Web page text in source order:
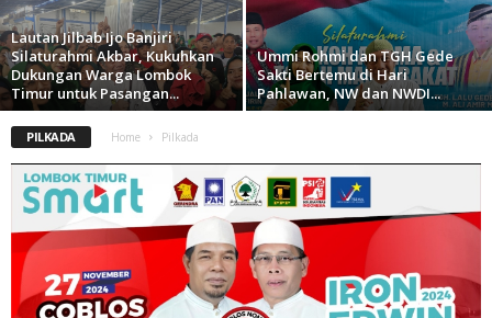
Lautan Jilbab Ijo Banjiri
Silaturahmi Akbar, Kukuhkan
Dukungan Warga Lombok
Timur untuk Pasangan...
Ummi Rohmi dan TGH Gede
Sakti Bertemu di Hari
Pahlawan, NW dan NWDI...
PILKADA Home Pilkada